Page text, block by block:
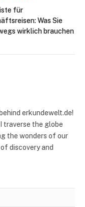
für
Was Sie
wirklich brauchen
erkundewelt.de!
traverse the globe
the wonders of our
discovery and